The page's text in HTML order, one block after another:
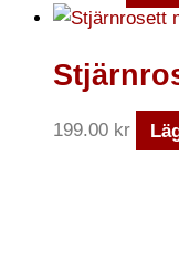
199.00 kr